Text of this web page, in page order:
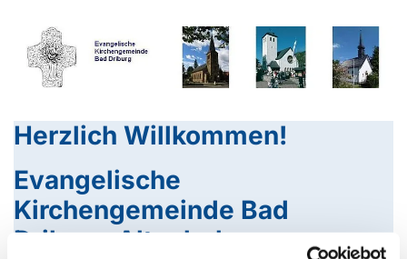
Herzlich Willkommen!
Evangelische
Kirchengemeinde Bad
Driburg-Altenbeken-